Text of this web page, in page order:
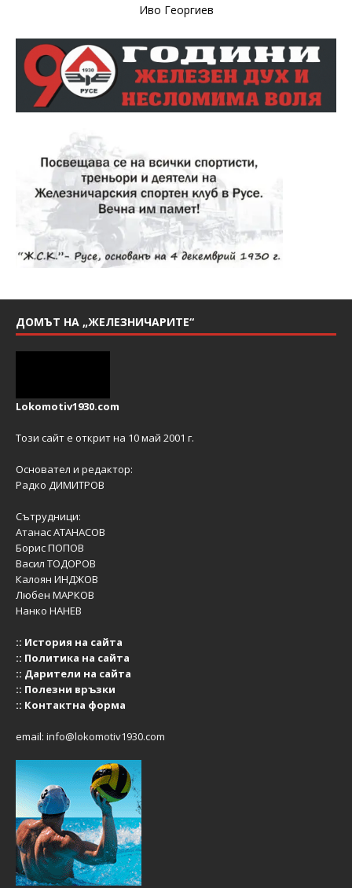
Иво Георгиев
ДОМЪТ НА „ЖЕЛЕЗНИЧАРИТЕ“
Lokomotiv1930.com
Този сайт е открит на 10 май 2001 г.
Основател и редактор:
Радко ДИМИТРОВ
Сътрудници:
Атанас АТАНАСОВ
Борис ПОПОВ
Васил ТОДОРОВ
Калоян ИНДЖОВ
Любен МАРКОВ
Нанко НАНЕВ
:: История на сайта
:: Политика на сайта
:: Дарители на сайта
:: Полезни връзки
:: Контактна форма
email: info@lokomotiv1930.com